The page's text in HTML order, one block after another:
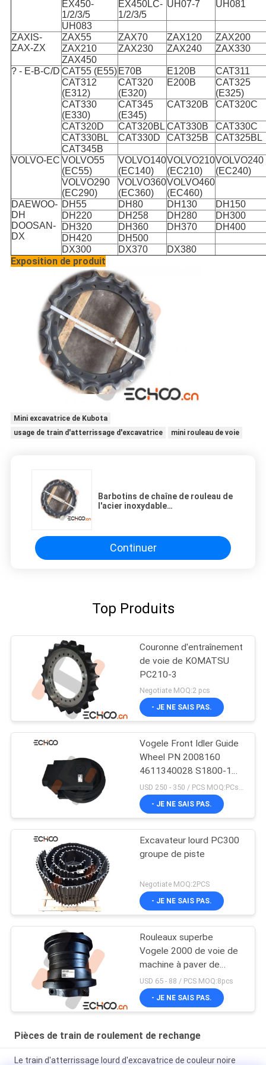
EX450-
1/2/3/5
EX450LC-
1/2/3/5
UH07-7 UH081
UH083
ZAXIS-
ZAX-ZX
ZAX55 ZAX70 ZAX120
ZAX200
ZAX210
ZAX230 ZAX240
ZAX330
ZAX450
? - E-B-C/D CAT55 (E55) E70B E120B
CAT311
CAT312
(E312)
CAT320
(E320)
E200B
CAT325
(E325)
CAT330
(E330)
CAT345
(E345)
CAT320B CAT320C
CAT320D CAT320BLCAT330B
CAT330C
CAT330BL
CAT330D CAT325B
CAT325BL
CAT345B
VOLVO-EC VOLVO55
(EC55)
VOLVO140
(EC140)
VOLVO210
(EC210)
VOLVO240
(EC240)
VOLVO290
(EC290)
VOLVO360
(EC360)
VOLVO460
(EC460)
DAEWOO-
DH
DOOSAN-
DX
DH55 DH80 DH130
DH150
DH220
DH258 DH280
DH300
DH320
DH360 DH370
DH400
DH420
DH500
DX300
DX370 DX380
Exposition de produit
Mini excavatrice de Kubota
usage de train d'atterrissage d'excavatrice
mini rouleau de voie
Barbotins de chaîne de rouleau de
l'acier inoxydable
Continuer
Top Produits
Couronne d'entraînement
de voie de KOMATSU
PC210-3
Negotiate MOQ:2 pcs
- JE NE SAIS PAS.
Vogele Front Idler Guide
Wheel PN 2008160
4611340028 S1800-1
superbes
USD 250 - 350 / PCS MOQ:PCs 1
- JE NE SAIS PAS.
Excavateur lourd PC300
groupe de piste
Negotiate MOQ:2PCS
- JE NE SAIS PAS.
Rouleaux superbe
Vogele 2000 de voie de
machine à paver de
Vogele Pavare Vogele
2000
USD 65 - 88 / PCS MOQ:8pcs
- JE NE SAIS PAS.
Pièces de train de roulement de rechange
Le train d'atterrissage lourd d'excavatrice de couleur noire